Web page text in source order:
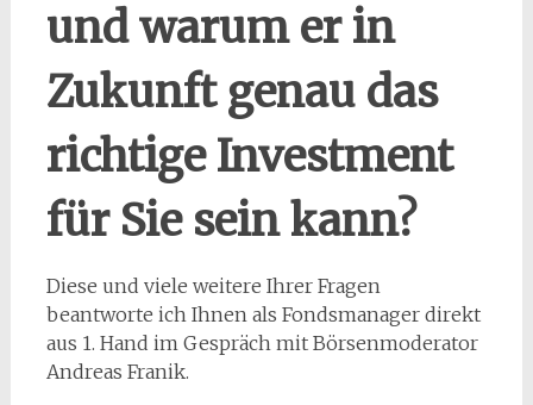
und warum er in
Zukunft genau das
richtige Investment
für Sie sein kann?
Diese und viele weitere Ihrer Fragen
beantworte ich Ihnen als Fondsmanager direkt
aus 1. Hand im Gespräch mit Börsenmoderator
Andreas Franik.